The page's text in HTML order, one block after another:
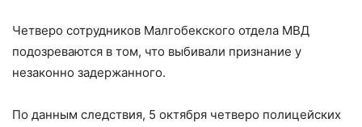
Четверо сотрудников Малгобекского отдела МВД
подозреваются в том, что выбивали признание у
незаконно задержанного.
По данным следствия, 5 октября четверо полицейских